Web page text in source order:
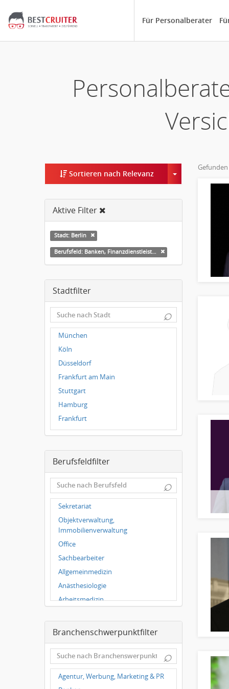
Für Personalberater
Sortieren nach Relevanz Toggle
Aktive Filter
Stadt: Berlin
Berufsfeld: Banken, Finanzdienstleister und Versicherungen Finanzen
Stadtfilter
⌕
München
Köln
Düsseldorf
Frankfurt am Main
Stuttgart
Hamburg
Frankfurt
Dresden
Leipzig
Dortmund
Wuppertal
Hallbergmoos
Würzburg
Grünwald
Ulm
Bielefeld
Hannover
Duisburg
Berufsfeldfilter
⌕
Sekretariat
Objektverwaltung,
Immobilienverwaltung
Office
Sachbearbeiter
Allgemeinmedizin
Anästhesiologie
Arbeitsmedizin
Chirurgie
Frauenheilkunde, Geburtshilfe
Hals-Nasen-Ohrenheilkunde
Hautkrankheiten,
Geschlechtskrankheiten
Branchenschwerpunktfilter
⌕
Agentur, Werbung, Marketing & PR